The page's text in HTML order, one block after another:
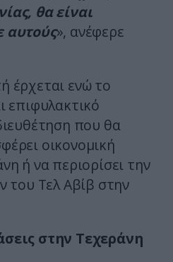
θα είναι
αυτούς», ανέφερε
έρχεται ενώ το
επιφυλακτικό
που θα
οικονομική
ή να περιορίσει την
του Τελ Αβίβ στην
στην Τεχεράνη